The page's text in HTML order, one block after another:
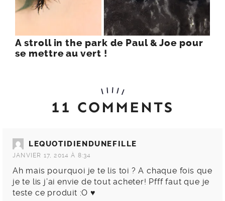
A stroll in the park de Paul & Joe pour
se mettre au vert !
11 COMMENTS
LEQUOTIDIENDUNEFILLE
JANVIER 17, 2014 À 8:34
Ah mais pourquoi je te lis toi ? A chaque fois que
je te lis j’ai envie de tout acheter! Pfff faut que je
teste ce produit :O ♥